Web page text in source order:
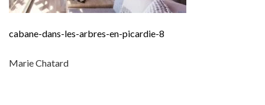
cabane-dans-les-arbres-en-picardie-8
Marie Chatard